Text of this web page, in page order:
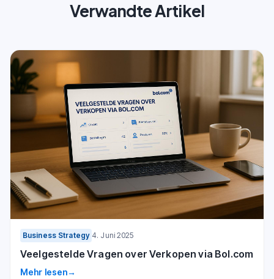
Verwandte Artikel
Business Strategy 4. Juni 2025
Veelgestelde Vragen over Verkopen via Bol.com
Mehr lesen→